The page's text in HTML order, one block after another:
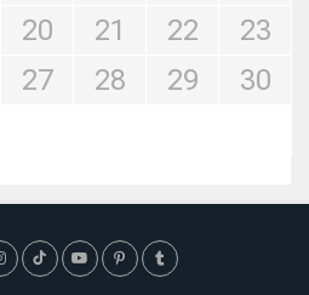
20 21 22
23
27 28 29
30